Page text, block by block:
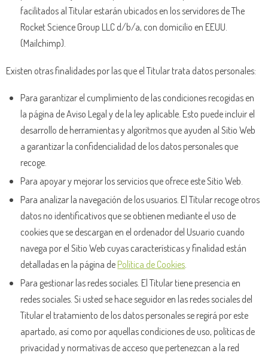
facilitados al Titular estarán ubicados en los servidores de The
Rocket Science Group LLC d/b/a, con domicilio en EEUU.
(Mailchimp).
Existen otras finalidades por las que el Titular trata datos personales:
Para garantizar el cumplimiento de las condiciones recogidas en
la página de Aviso Legal y de la ley aplicable. Esto puede incluir el
desarrollo de herramientas y algoritmos que ayuden al Sitio Web
a garantizar la confidencialidad de los datos personales que
recoge.
Para apoyar y mejorar los servicios que ofrece este Sitio Web.
Para analizar la navegación de los usuarios. El Titular recoge otros
datos no identificativos que se obtienen mediante el uso de
cookies que se descargan en el ordenador del Usuario cuando
navega por el Sitio Web cuyas características y finalidad están
detalladas en la página dePolítica de Cookies
Para gestionar las redes sociales. El Titular tiene presencia en
redes sociales. Si usted se hace seguidor en las redes sociales del
Titular el tratamiento de los datos personales se regirá por este
apartado, así como por aquellas condiciones de uso, políticas de
privacidad y normativas de acceso que pertenezcan a la red